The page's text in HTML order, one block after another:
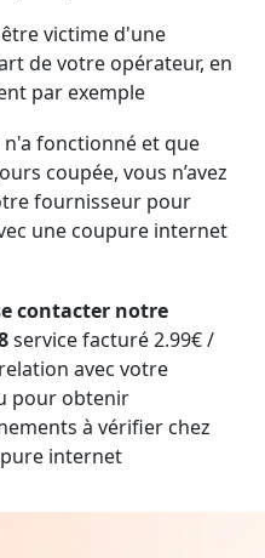
victime d'une
de votre opérateur, en
par exemple
fonctionné et que
coupée, vous n’avez
fournisseur pour
une coupure internet
contacter notre
service facturé 2.99€ /
avec votre
pour obtenir
à vérifier chez
internet